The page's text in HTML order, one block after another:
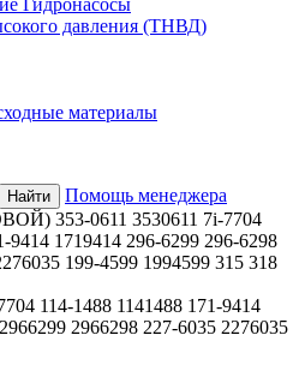
Гидронасосы
давления (ТНВД)
материалы
Найти
Помощь менеджера
353-0611 3530611 7i-7704
9414 1719414 296-6299 296-6298
199-4599 1994599 315 318
114-1488 1141488 171-9414
2966298 227-6035 2276035